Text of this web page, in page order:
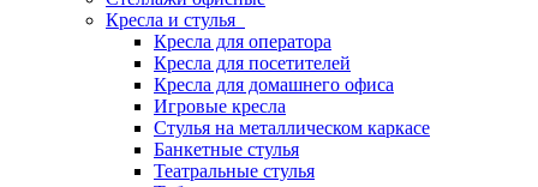
Кресла и стулья
Кресла для оператора
Кресла для посетителей
Кресла для домашнего офиса
Игровые кресла
Стулья на металлическом каркасе
Банкетные стулья
Театральные стулья